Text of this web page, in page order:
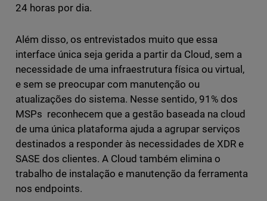
24 horas por dia.
Além disso, os entrevistados muito que essa
interface única seja gerida a partir da Cloud, sem a
necessidade de uma infraestrutura física ou virtual,
e sem se preocupar com manutenção ou
atualizações do sistema. Nesse sentido, 91% dos
MSPs reconhecem que a gestão baseada na cloud
de uma única plataforma ajuda a agrupar serviços
destinados a responder às necessidades de XDR e
SASE dos clientes. A Cloud também elimina o
trabalho de instalação e manutenção da ferramenta
nos endpoints.